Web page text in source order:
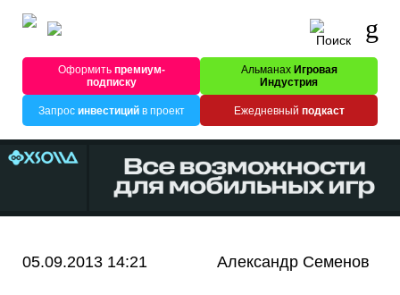
Оформитьпремиум-
подписку
Альманах Игровая
Индустрия
Запрос инвестицийв проект Ежедневный подкаст
05.09.2013 14:21 Александр Семенов